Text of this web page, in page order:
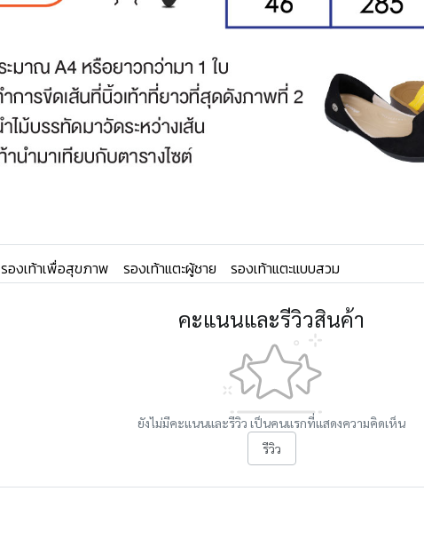
รองเท้าเพื่อสุขภาพ รองเท้าแตะผู้ชาย รองเท้าแตะแบบสวม
คะแนนและรีวิวสินค้า
ยังไม่มีคะแนนและรีวิว เป็นคนแรกที่แสดงความคิดเห็น
รีวิว